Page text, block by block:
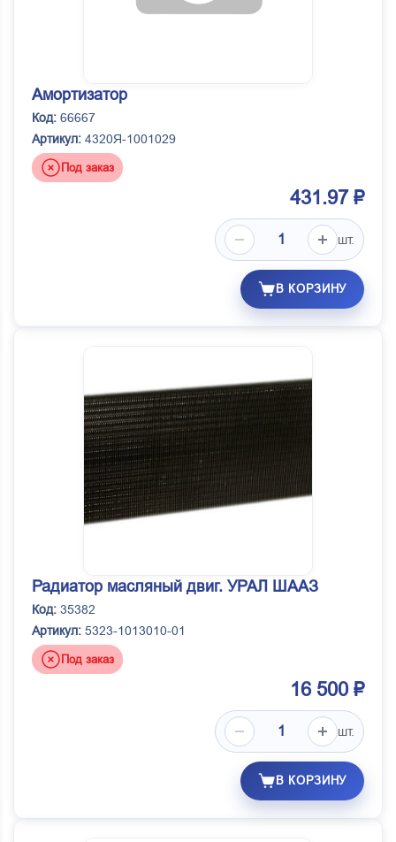
Амортизатор
Код: 66667
Артикул: 4320Я-1001029
Под заказ
431.97 ₽
шт.
В КОРЗИНУ
Радиатор масляный двиг. УРАЛ ШААЗ
Код: 35382
Артикул: 5323-1013010-01
Под заказ
16 500 ₽
шт.
В КОРЗИНУ